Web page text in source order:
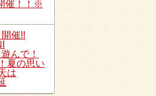
催！！※
催!!
んで！
夏の思い
は